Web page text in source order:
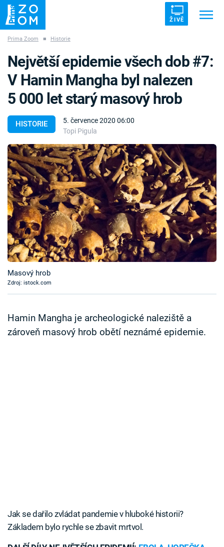
ŽIVĚ
ZÁHADY VETŘELCI DÁVNOVĚKU
Témata
Témata
Pořady
TV Program
Časopis
Sledujte prima+
Sledujte nás
Prima Zoom ■ Historie
HISTORIE
5. července 2020 06:00
Topi Pigula
Největší epidemie všech dob #7:
V Hamin Mangha byl nalezen
5 000 let starý masový hrob
Masový hrob
Zdroj: istock.com
Hamin Mangha je archeologické naleziště a
zároveň masový hrob obětí neznámé epidemie.
Jak se dařilo zvládat pandemie v hluboké historii?
Základem bylo rychle se zbavit mrtvol.